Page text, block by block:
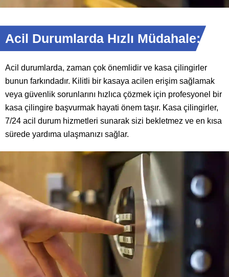
Acil Durumlarda Hızlı Müdahale:
Acil durumlarda, zaman çok önemlidir ve kasa çilingirler
bunun farkındadır. Kilitli bir kasaya acilen erişim sağlamak
veya güvenlik sorunlarını hızlıca çözmek için profesyonel bir
kasa çilingire başvurmak hayati önem taşır. Kasa çilingirler,
7/24 acil durum hizmetleri sunarak sizi bekletmez ve en kısa
sürede yardıma ulaşmanızı sağlar.